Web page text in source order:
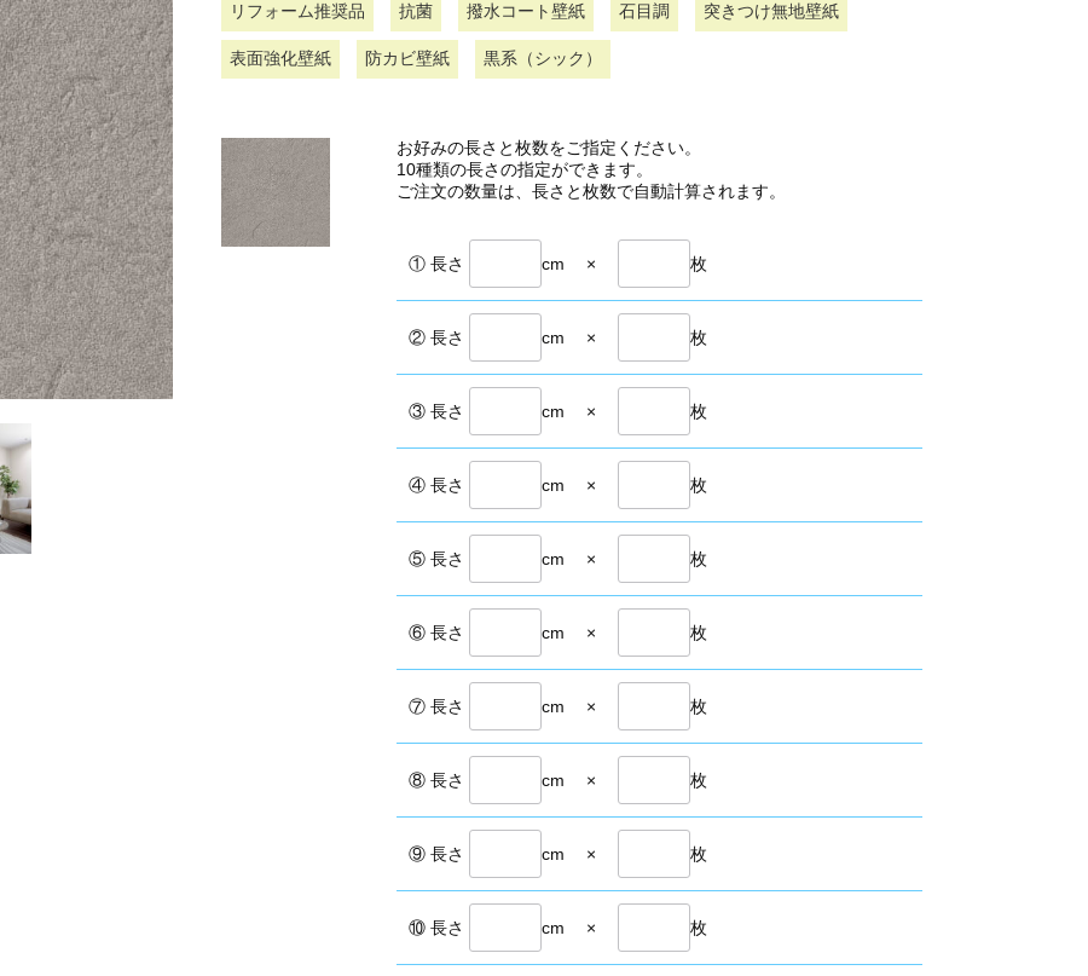
リフォーム推奨品 抗菌 撥水コート壁紙 石目調 突きつけ無地壁紙
表面強化壁紙 防カビ壁紙 黒系（シック）
お好みの長さと枚数をご指定ください。
10種類の長さの指定ができます。
ご注文の数量は、長さと枚数で自動計算されます。
① 長さ cm × 枚
② 長さ cm × 枚
③ 長さ cm × 枚
④ 長さ cm × 枚
⑤ 長さ cm × 枚
⑥ 長さ cm × 枚
⑦ 長さ cm × 枚
⑧ 長さ cm × 枚
⑨ 長さ cm × 枚
⑩ 長さ cm × 枚